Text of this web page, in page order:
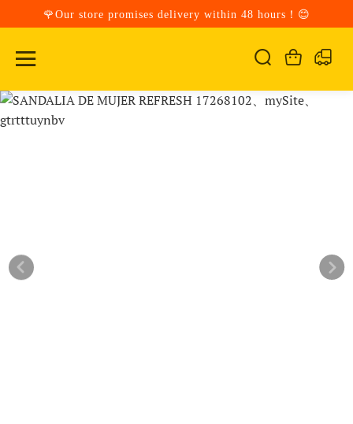
🌹Our store promises delivery within 48 hours！😊